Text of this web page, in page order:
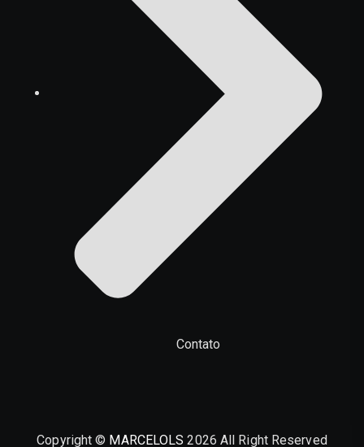
Contato
Copyright © MARCELOLS 2026 All Right Reserved